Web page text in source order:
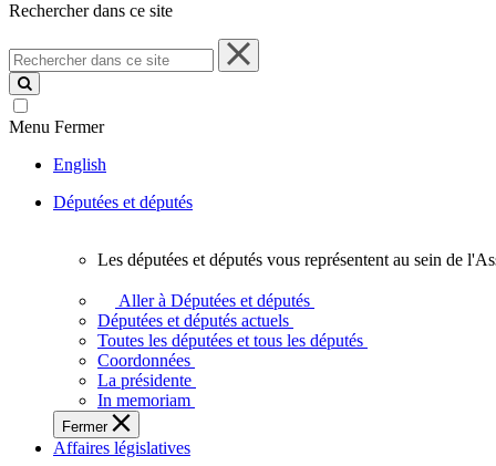
Rechercher dans ce site
Rechercher
dans
ce
site
Menu Fermer
English
Députées et députés
députées
députés
vous
représentent
sein
de
l'Assemblée
Les députées et députés vous représentent au sein de
Aller à Députées et députés
Députées et députés actuels
Toutes les députées et tous les députés
Coordonnées
La présidente
In memoriam
Fermer
Affaires législatives